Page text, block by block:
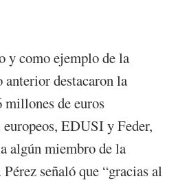
y como ejemplo de la
anterior destacaron la
millones de euros
europeos, EDUSI y Feder,
algún miembro de la
señaló que “gracias al